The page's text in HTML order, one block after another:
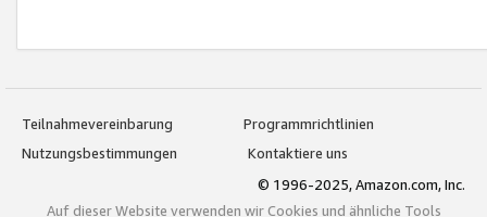
Teilnahmevereinbarung
Programmrichtlinien
Nutzungsbestimmungen
Kontaktiere uns
© 1996-2025, Amazon.com, Inc.
Auf dieser Website verwenden wir Cookies und ähnliche Tools